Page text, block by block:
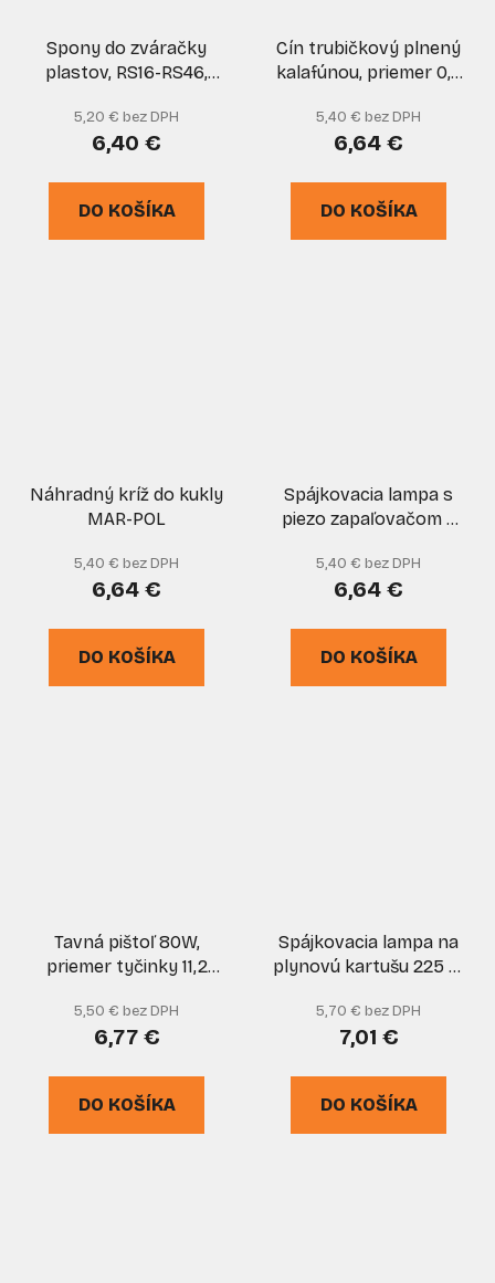
Spony do zváračky
plastov, RS16-RS46,
5,20 € bez DPH
6,40 €
DO KOŠÍKA
Cín trubičkový plnený
kalafúnou, priemer 0,8
5,40 € bez DPH
6,64 €
DO KOŠÍKA
Náhradný kríž do kukly
MAR-POL
5,40 € bez DPH
6,64 €
DO KOŠÍKA
Spájkovacia lampa s
piezo zapaľovačom a
uzáver, ELICO
5,40 € bez DPH
6,64 €
DO KOŠÍKA
Tavná pištoľ 80W,
priemer tyčinky 11,2
5,50 € bez DPH
6,77 €
DO KOŠÍKA
Spájkovacia lampa na
plynovú kartušu 225 g,
PRO-TECHNIK
5,70 € bez DPH
7,01 €
DO KOŠÍKA